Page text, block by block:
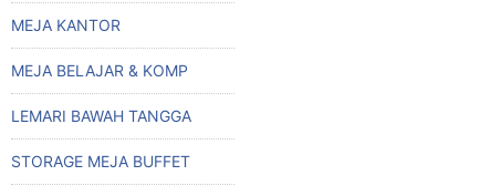
MEJA KANTOR
MEJA BELAJAR & KOMP
LEMARI BAWAH TANGGA
STORAGE MEJA BUFFET